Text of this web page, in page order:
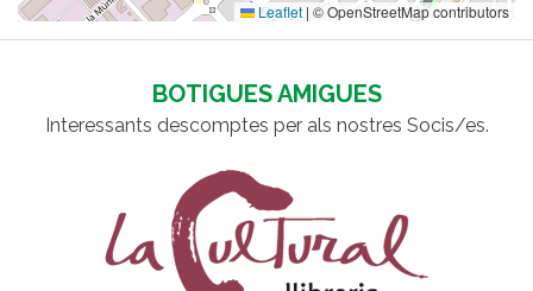
Leaflet | © OpenStreetMap contributors
BOTIGUES AMIGUES
Interessants descomptes per als nostres Socis/es.